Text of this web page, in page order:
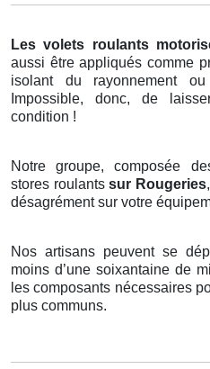
Les volets roulants
aussi être appliqués comme
isolant du rayonnement
Impossible, donc, de
condition !
Notre groupe, composée
stores roulantssur Rougeries
désagrément sur votre
Nos artisans peuvent se
moins d’une soixantaine de
les composants nécessaires
plus communs.